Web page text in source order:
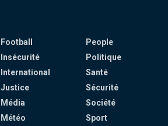
Football
Insécurité
International
Justice
Média
Météo
People
Politique
Santé
Sécurité
Société
Sport